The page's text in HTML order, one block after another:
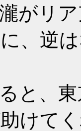
がリ
、逆
と、
けて